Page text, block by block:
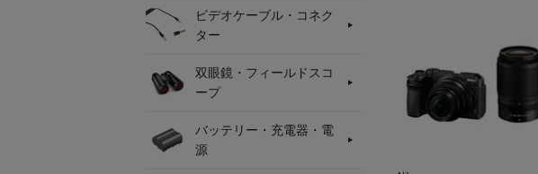
ビデオケーブル・コネク
ター
双眼鏡・フィールドスコ
ープ
バッテリー・充電器・電
源